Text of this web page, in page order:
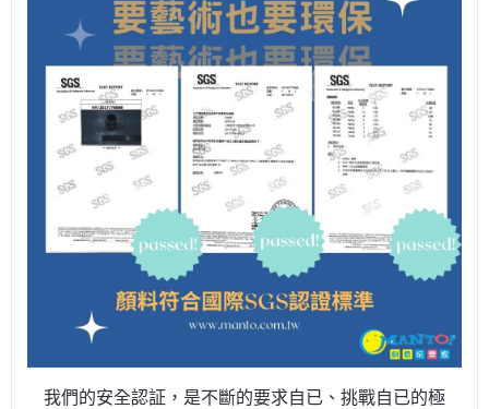
我們的安全認証，是不斷的要求自已、挑戰自已的極